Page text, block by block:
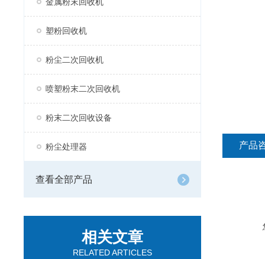
塑粉回收机
粉尘二次回收机
喷塑粉末二次回收机
粉末二次回收设备
粉尘处理器
查看全部产品
相关文章
RELATED ARTICLES
产品